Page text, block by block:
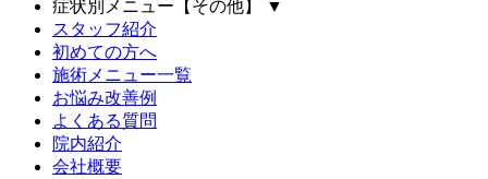
症状別メニュー【その他】
▼
スタッフ紹介
初めての方へ
施術メニュー一覧
お悩み改善例
よくある質問
院内紹介
会社概要